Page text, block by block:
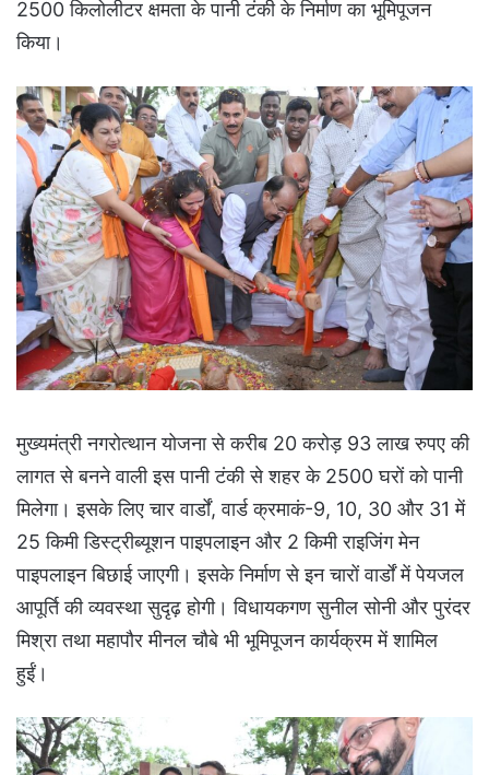
2500 किलोलीटर क्षमता के पानी टंकी के निर्माण का भूमिपूजन
किया।
मुख्यमंत्री नगरोत्थान योजना से करीब 20 करोड़ 93 लाख रुपए की
लागत से बनने वाली इस पानी टंकी से शहर के 2500 घरों को पानी
मिलेगा। इसके लिए चार वार्डों, वार्ड क्रमाकं-9, 10, 30 और 31 में
25 किमी डिस्ट्रीब्यूशन पाइपलाइन और 2 किमी राइजिंग मेन
पाइपलाइन बिछाई जाएगी। इसके निर्माण से इन चारों वार्डों में पेयजल
आपूर्ति की व्यवस्था सुदृढ़ होगी। विधायकगण सुनील सोनी और पुरंदर
मिश्रा तथा महापौर मीनल चौबे भी भूमिपूजन कार्यक्रम में शामिल
हुईं।